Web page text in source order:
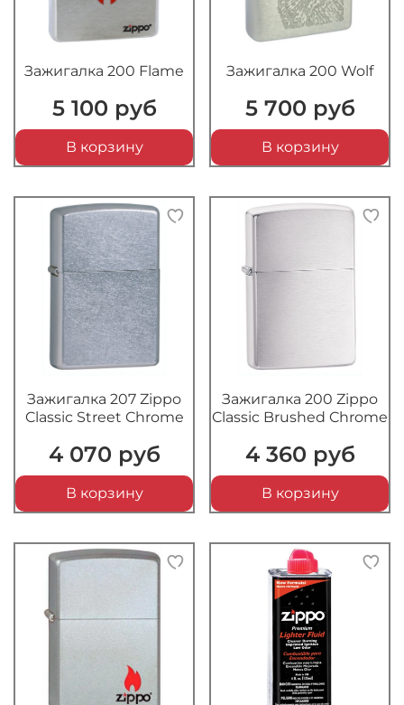
Зажигалка 200 Flame
5 100 руб
В корзину
Зажигалка 200 Wolf
5 700 руб
В корзину
Зажигалка 207 Zippo
Classic Street Chrome
4 070 руб
В корзину
Зажигалка 200 Zippo
Classic Brushed Chrome
4 360 руб
В корзину